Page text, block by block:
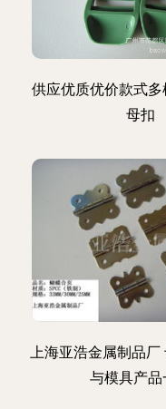
供应优质优价款式
母扣
上海亚浩金属制品厂
与模具产品